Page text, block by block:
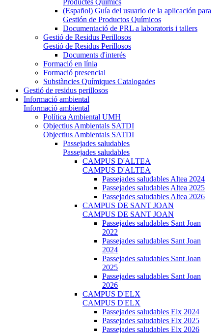
(Español) Guía del usuario de la aplicación para
Gestión de Productos Químicos
Documentació de PRL a laboratoris i tallers
Gestió de Residus Perillosos
Gestió de Residus Perillosos
Documents d'interés
Formació en línia
Formació presencial
Substàncies Químiques Catalogades
Gestió de residus perillosos
Informació ambiental
Informació ambiental
Política Ambiental UMH
Objectius Ambientals SATDI
Objectius Ambientals SATDI
Passejades saludables
Passejades saludables
CAMPUS D'ALTEA
CAMPUS D'ALTEA
Passejades saludables Altea 2024
Passejades saludables Altea 2025
Passejades saludables Altea 2026
CAMPUS DE SANT JOAN
CAMPUS DE SANT JOAN
Passejades saludables Sant Joan
2022
Passejades saludables Sant Joan
2024
Passejades saludables Sant Joan
2025
Passejades saludables Sant Joan
2026
CAMPUS D'ELX
CAMPUS D'ELX
Passejades saludables Elx 2024
Passejades saludables Elx 2025
Passejades saludables Elx 2026